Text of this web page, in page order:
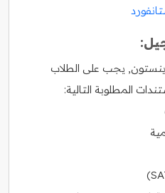
يجب على الطلاب
المطلوبة التالية: